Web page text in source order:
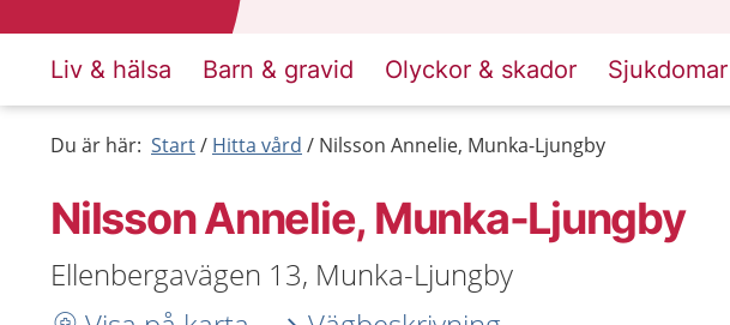
Liv & hälsa Barn & gravid Olyckor & skador
Du är här: Start Hitta vård Nilsson Annelie, Munka-Ljungby
Nilsson Annelie, Munka-Ljungby
Ellenbergavägen 13, Munka-Ljungby